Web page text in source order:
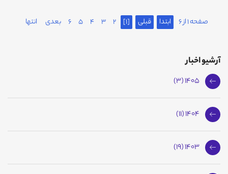
صفحه 1 از 6 ابتدا قبلی [1]
2
3
4
5
6 بعدی انتها
آرشیو اخبار
1405 (3)
1404 (11)
1403 (19)